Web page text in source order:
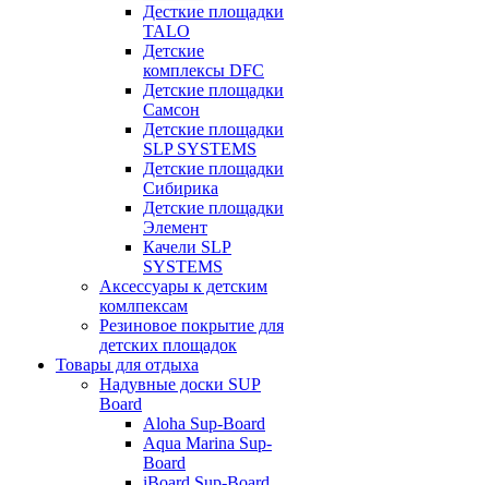
Десткие площадки
TALO
Детские
комплексы DFC
Детские площадки
Самсон
Детские площадки
SLP SYSTEMS
Детские площадки
Сибирика
Детские площадки
Элемент
Качели SLP
SYSTEMS
Аксессуары к детским
комлпексам
Резиновое покрытие для
детских площадок
Товары для отдыха
Надувные доски SUP
Board
Aloha Sup-Board
Aqua Marina Sup-
Board